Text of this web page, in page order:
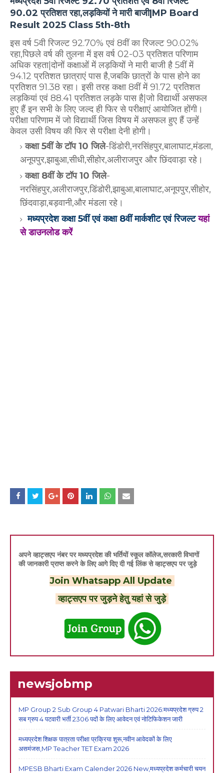
90.02 प्रतिशत रहा,लड़कियों ने मारी बाजी|MP Board
Result 2025 Class 5th-8th
इस वर्ष 5वी रिजल्ट 92.70% एवं 8वीं का रिजल्ट 90.02%
रहा,पिछले वर्ष की तुलना में इस वर्ष 02-03 प्रतिशत परिणाम
अधिक रहता|दोनों कक्षाओं में लड़कियों ने मारी बाजी है 5वीं में
94.12 प्रतिशत छात्राएं पास है,जबकि छात्रों के पास होने का
प्रतिशत 91.38 रहा। इसी तरह कक्षा 8वीं में 91.72 प्रतिशत
लड़कियां एवं 88.41 प्रतिशत लड़के पास है|जो विद्यार्थी असफल
हुए हैं इन सभी के लिए जल्द ही फिर से परीक्षाएं आयोजित होंगी।
परीक्षा परिणाम में जो विद्यार्थी जिस विषय में असफल हुए हैं उन्हें
केवल उसी विषय की फिर से परीक्षा देनी होगी।
कक्षा 5वीं के टॉप 10 जिले-डिंडोरी,नरसिंहपुर,बालाघाट,मंडला,
अनूपपुर,झाबुआ,सीधी,सीहोर,अलीराजपुर और छिंदवाड़ा रहे।
कक्षा 8वीं के टॉप 10 जिले-
नरसिंहपुर,अलीराजपुर,डिंडोरी,झाबुआ,बालाघाट,अनूपपुर,सीहोर,
छिंदवाड़ा,बड़वानी,और मंडला रहे।
मध्यप्रदेश कक्षा 5वीं एवं कक्षा 8वीं मार्कशीट एवं रिजल्टयहां
से डाउनलोड करें
अपने व्हाट्सएप नंबर पर मध्यप्रदेश की भर्तियों स्कूल कॉलेज,सरकारी विभागों
की जानकारी प्राप्त करने के लिए आगे दिए दी गई लिंक से व्हाट्सएप पर जुड़े
Join Whatsapp All Update
व्हाट्सएप पर जुड़ने हेतु यहां से जुड़े
newsjobmp
MP Group 2 Sub Group 4 Patwari Bharti 2026:मध्यप्रदेश ग्रुप 2
सब ग्रुप 4 पटवारी भर्ती 2306 पदों के लिए आवेदन एवं नोटिफिकेशन जारी
मध्यप्रदेश शिक्षक पात्रता परीक्षा प्रक्रिया शुरू,नवीन आवेदकों के लिए
असमंजस,MP Teacher TET Exam 2026
MPESB Bharti Exam Calender 2026 New,मध्यप्रदेश कर्मचारी चयन